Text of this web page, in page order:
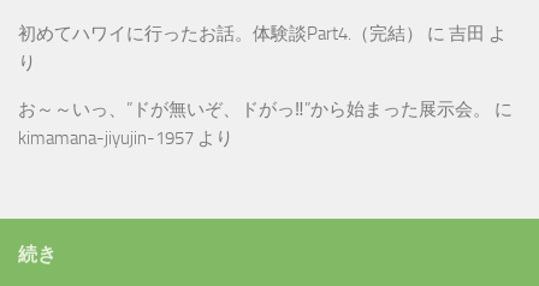
初めてハワイに行ったお話。体験談Part4.（完結） に 吉田 よ
り
お～～いっ、”ドが無いぞ、ドがっ‼”から始まった展示会。
に
kimamana-jiyujin-1957 より
続き